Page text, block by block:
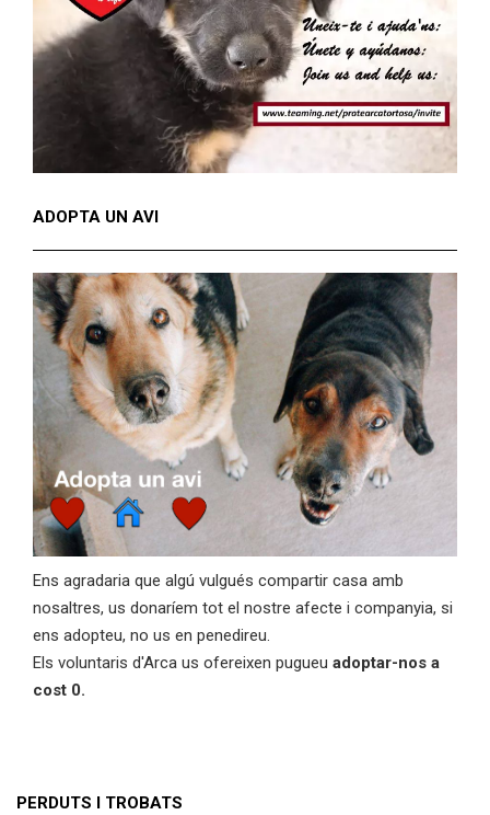
ADOPTA UN AVI
Ens agradaria que algú vulgués compartir casa amb
nosaltres, us donaríem tot el nostre afecte i companyia, si
ens adopteu, no us en penedireu.
Els voluntaris d'Arca us ofereixen pugueu adoptar-nos a
cost 0.
PERDUTS I TROBATS